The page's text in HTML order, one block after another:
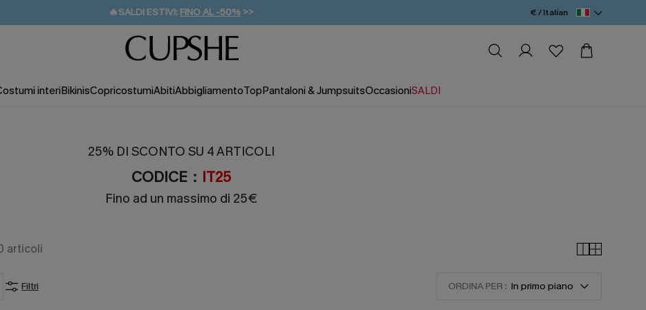
🔥SALDI ESTIVI: FINO AL -50% >>
🚚SPEDIZIONE GRATUITA DA 49€
💌REGALO PER I NUOVI: 20% DI SCONTO*
€ / Italian
interiBikinisCopricostumiAbitiAbbigliamentoTopPantaloni & JumpsuitsOccasioniSALDI
25% DI SCONTO SU 4 ARTICOLI
CODICE： IT25
Fino ad un massimo di 25€
articoli
Filtri ORDINA PER : In primo piano